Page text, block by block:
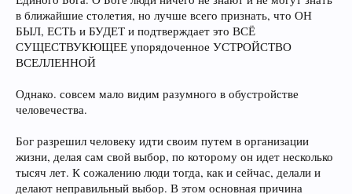
в ближайшие столетия, но лучше всего признать, что ОН
БЫЛ, ЕСТЬ и БУДЕТ и подтверждает это ВСЁ
СУЩЕСТВУКЮЩЕЕ упорядоченное УСТРОЙСТВО
ВСЕЛЛЕННОЙ
Однако. совсем мало видим разумного в обустройстве
человечества.
Бог разрешил человеку идти своим путем в организации
жизни, делая сам свой выбор, по которому он идет несколько
тысяч лет. К сожалению люди тогда, как и сейчас, делали и
делают неправильный выбор. В этом основная причина